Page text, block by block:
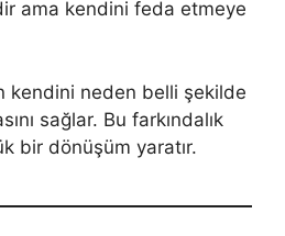
ama kendini feda etmeye
kendini neden belli şekilde
sağlar. Bu farkındalık
bir dönüşüm yaratır.